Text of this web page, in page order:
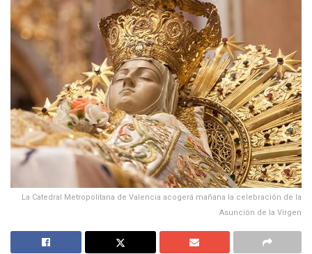
La Catedral Metropolitana de Valencia acogerá mañana la celebración de la
Asunción de la Virgen